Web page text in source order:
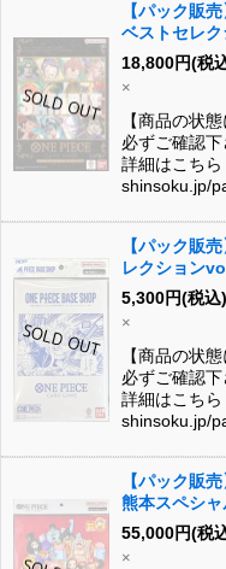
【パック販
ベストセレ
封】
18,800円(税
×
【商品の状
必ずご確認
詳細はこち
shinsoku.jp/
【パック販
レクション
5,300円(税込)
×
【商品の状
必ずご確認
詳細はこち
shinsoku.jp/
【パック販
熊本スペシャ
55,000円(税
×